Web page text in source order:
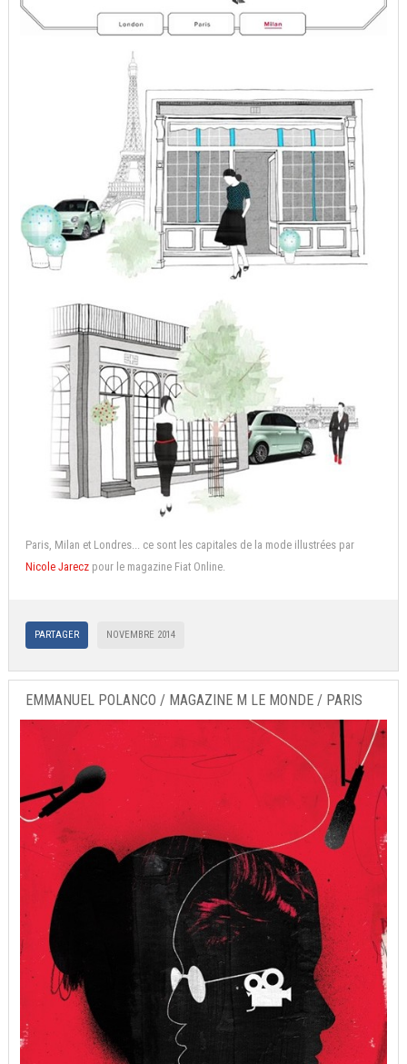
Paris, Milan et Londres... ce sont les capitales de la mode illustrées par
Nicole Jarecz pour le magazine Fiat Online.
PARTAGER NOVEMBRE 2014
EMMANUEL POLANCO / MAGAZINE M LE MONDE / PARIS